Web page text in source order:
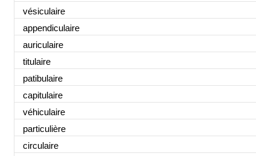
vésiculaire
appendiculaire
auriculaire
titulaire
patibulaire
capitulaire
véhiculaire
particulière
circulaire